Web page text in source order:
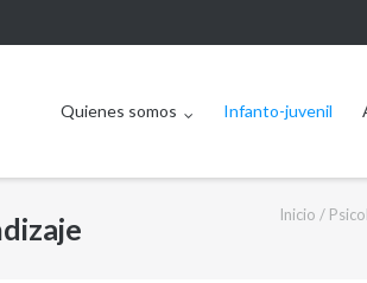
Quienes somos Infanto-juvenil
Inicio /